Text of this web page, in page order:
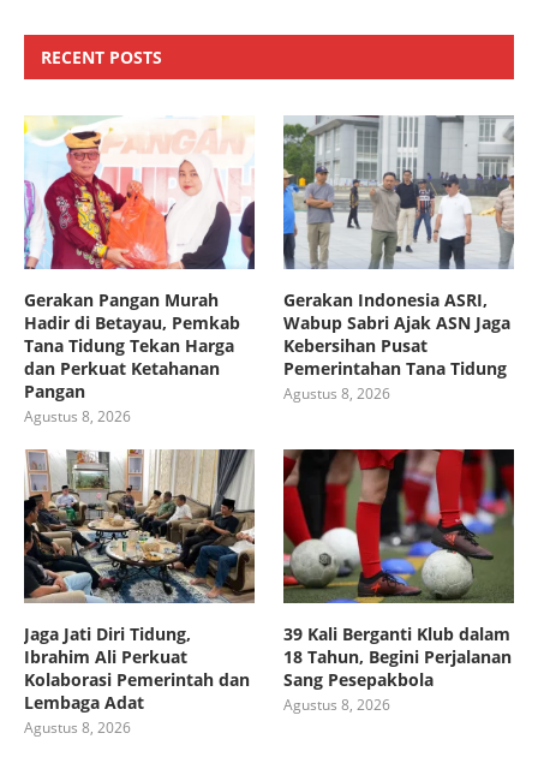
RECENT POSTS
Gerakan Pangan Murah
Hadir di Betayau, Pemkab
Tana Tidung Tekan Harga
dan Perkuat Ketahanan
Pangan
Agustus 8, 2026
Gerakan Indonesia ASRI,
Wabup Sabri Ajak ASN Jaga
Kebersihan Pusat
Pemerintahan Tana Tidung
Agustus 8, 2026
Jaga Jati Diri Tidung,
Ibrahim Ali Perkuat
Kolaborasi Pemerintah dan
Lembaga Adat
Agustus 8, 2026
39 Kali Berganti Klub dalam
18 Tahun, Begini Perjalanan
Sang Pesepakbola
Agustus 8, 2026